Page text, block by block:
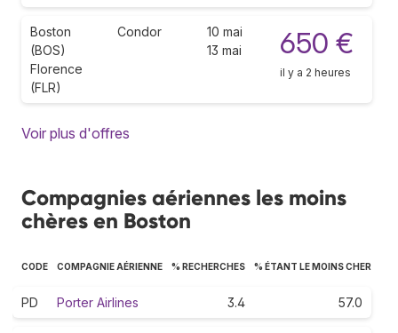
Boston
(BOS)
Florence
(FLR)
Condor
10 mai
13 mai
650 €
il y a 2 heures
Voir plus d'offres
Compagnies aériennes les moins
chères en Boston
CODE COMPAGNIE AÉRIENNE % RECHERCHES % ÉTANT LE MOINS CHER
PD Porter Airlines 3.4 57.0